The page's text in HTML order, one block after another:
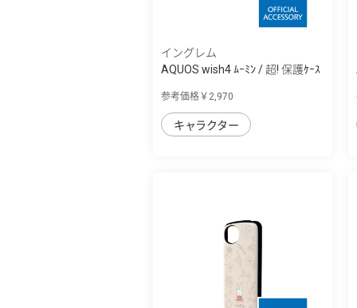
イングレム
AQUOS wish4 ﾑｰﾐﾝ / 超! 保護ｹｰｽ
参考価格￥2,970
キャラクター